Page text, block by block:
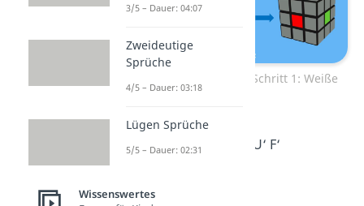
Zauberwürfel lösen — Schritt 1: Weiße
Algorithmus:F R U R‘ U‘ F‘
3/5 – Dauer: 04:07
Zweideutige
Sprüche
4/5 – Dauer: 03:18
Lügen Sprüche
5/5 – Dauer: 02:31
Wissenswertes